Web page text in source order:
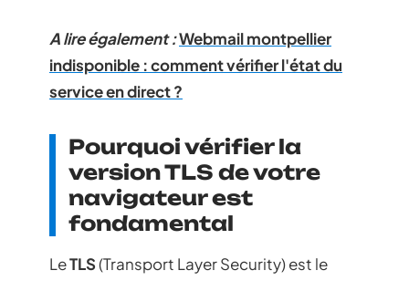
A lire également :Webmail montpellier
indisponible : comment vérifier l'état du
service en direct ?
Pourquoi vérifier la
version TLS de votre
navigateur est
fondamental
LeTLS(Transport Layer Security) est le